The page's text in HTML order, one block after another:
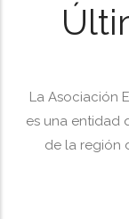
La Asociación
es una entidad
de la región